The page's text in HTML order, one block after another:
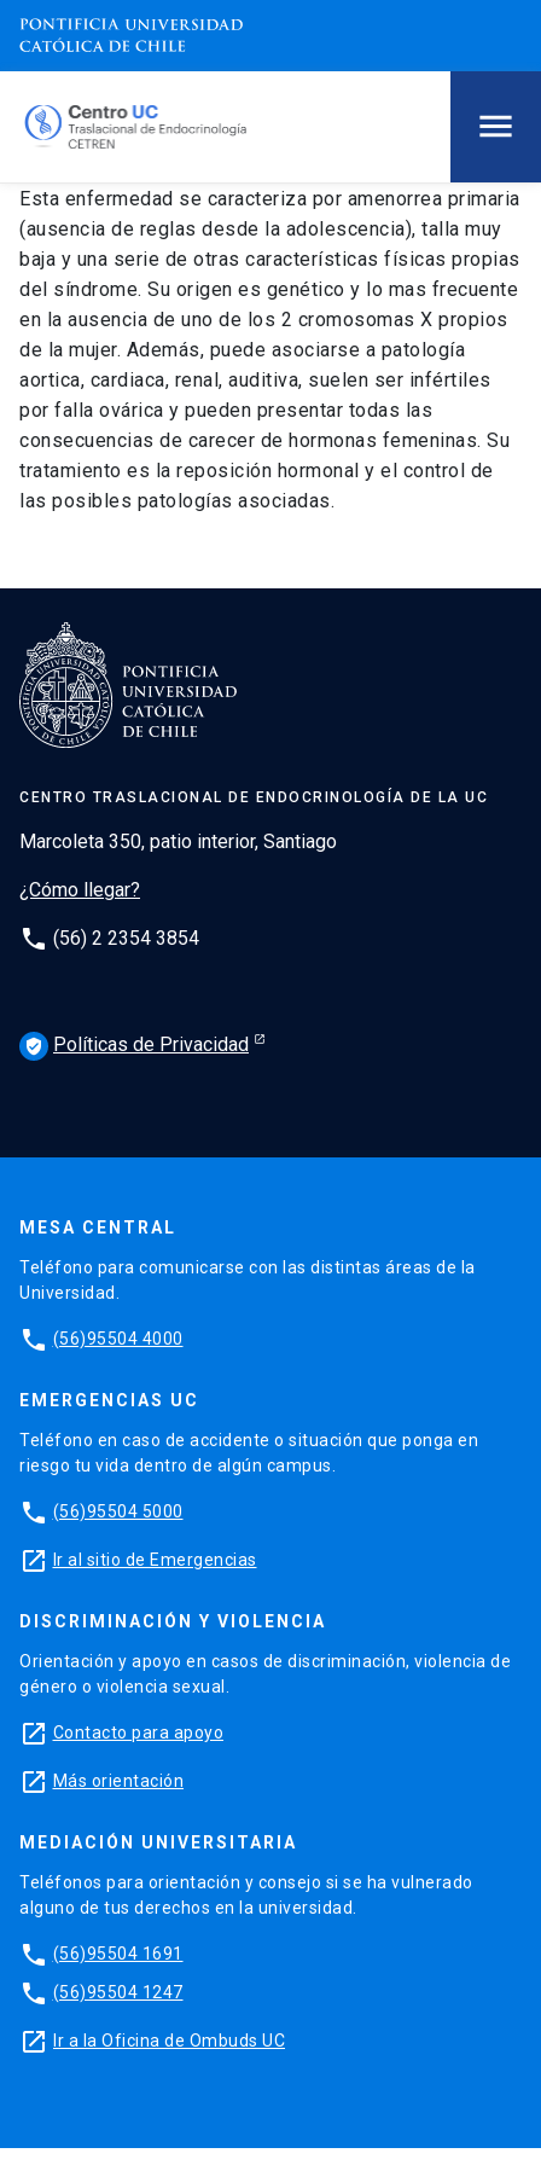
Esta enfermedad se caracteriza por amenorrea primaria
(ausencia de reglas desde la adolescencia), talla muy
baja y una serie de otras características físicas propias
del síndrome. Su origen es genético y lo mas frecuente
en la ausencia de uno de los 2 cromosomas X propios
de la mujer. Además, puede asociarse a patología
aortica, cardiaca, renal, auditiva, suelen ser infértiles
por falla ovárica y pueden presentar todas las
consecuencias de carecer de hormonas femeninas. Su
tratamiento es la reposición hormonal y el control de
las posibles patologías asociadas.
CENTRO TRASLACIONAL DE ENDOCRINOLOGÍA DE LA UC
Marcoleta 350, patio interior, Santiago
¿Cómo llegar?
phone (56) 2 2354 3854
verified_user Políticas de Privacidad
MESA CENTRAL
Teléfono para comunicarse con las distintas áreas de la
Universidad.
phone (56)95504 4000
EMERGENCIAS UC
Teléfono en caso de accidente o situación que ponga en
riesgo tu vida dentro de algún campus.
phone (56)95504 5000
launch Ir al sitio de Emergencias
DISCRIMINACIÓN Y VIOLENCIA
Orientación y apoyo en casos de discriminación, violencia de
género o violencia sexual.
launch Contacto para apoyo
launch Más orientación
MEDIACIÓN UNIVERSITARIA
Teléfonos para orientación y consejo si se ha vulnerado
alguno de tus derechos en la universidad.
phone (56)95504 1691
phone (56)95504 1247
launch Ir a la Oficina de Ombuds UC